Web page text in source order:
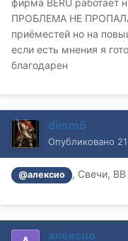
фирма BERU работает
ПРОБЛЕМА НЕ
приёместей но на
если есть мнения я
благодарен
dimm5
Опубликовано
@алексио , Свечи,
алексио